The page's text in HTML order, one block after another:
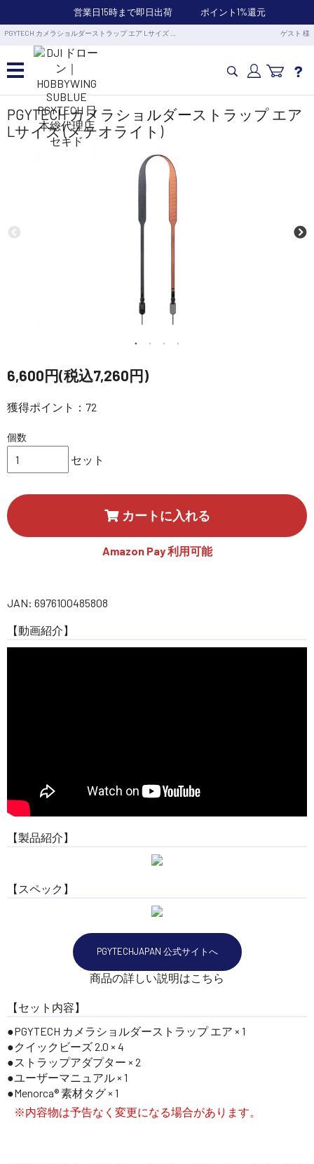
営業日15時まで即日出荷 ポイント1%還元
PGYTECH カメラショルダーストラップ エア Lサイズ … ゲスト 様
カメラドローン・生活家電
業務用ドローン・業務関連製品
講習会･国家資格･WEBセミナー
サポート・Q&A / 法人・学生のお客様
SEKIDO
PGYTECH カメラショルダーストラップ エア
Lサイズ (メテオライト)
6,600円(税込7,260円)
獲得ポイント：72
個数
セット
カートに入れる
Amazon Pay 利用可能
JAN: 6976100485808
【動画紹介】
【製品紹介】
【スペック】
PGYTECHJAPAN 公式サイトへ
商品の詳しい説明はこちら
【セット内容】
PGYTECH カメラショルダーストラップ エア × 1
クイックビーズ 2.0 × 4
ストラップアダプター × 2
ユーザーマニュアル × 1
Menorca® 素材タグ × 1
※内容物は予告なく変更になる場合があります。